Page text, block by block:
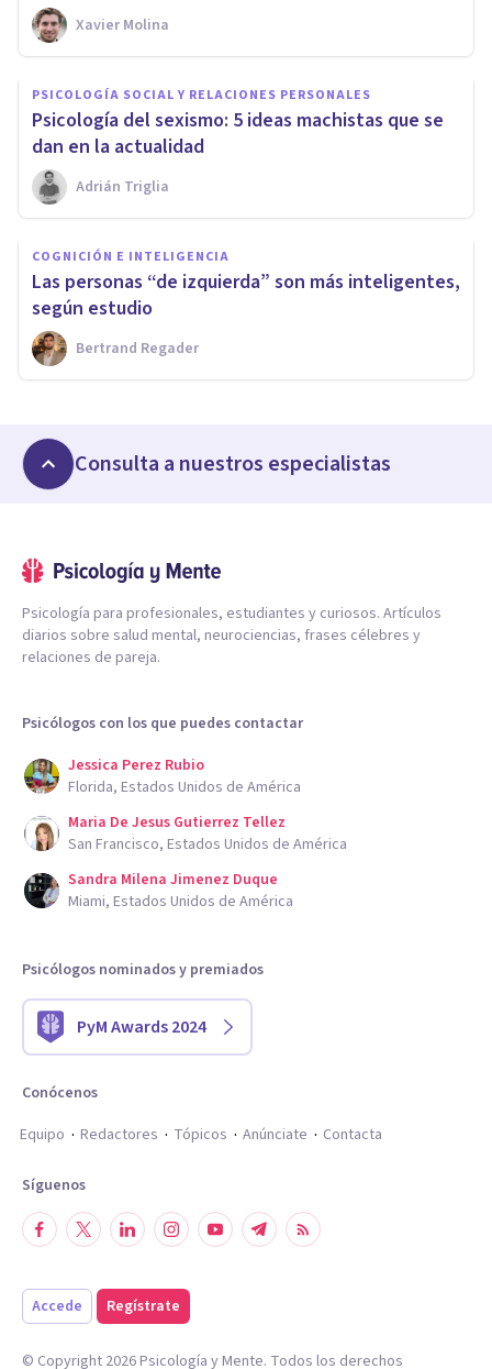
Xavier Molina
PSICOLOGÍA SOCIAL Y RELACIONES PERSONALES
Psicología del sexismo: 5 ideas machistas que se
dan en la actualidad
Adrián Triglia
COGNICIÓN E INTELIGENCIA
Las personas “de izquierda” son más inteligentes,
según estudio
Bertrand Regader
Consulta a nuestros especialistas
Psicología para profesionales, estudiantes y curiosos. Artículos
diarios sobre salud mental, neurociencias, frases célebres y
relaciones de pareja.
Psicólogos con los que puedes contactar
Jessica Perez Rubio
Florida, Estados Unidos de América
Maria De Jesus Gutierrez Tellez
San Francisco, Estados Unidos de América
Sandra Milena Jimenez Duque
Miami, Estados Unidos de América
Psicólogos nominados y premiados
PyM Awards 2024
Conócenos
Equipo
Redactores Tópicos Anúnciate Contacta
Síguenos
Accede Regístrate
© Copyright 2026Psicología y Mente. Todos los derechos